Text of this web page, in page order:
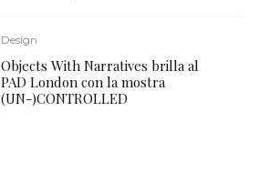
Design
Objects With Narratives brilla al
PAD London con la mostra
(UN-)CONTROLLED